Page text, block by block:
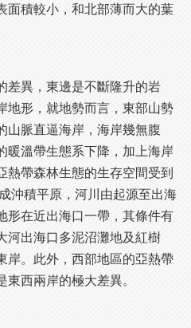
面積較小，和北部薄而大的葉
差異，東邊是不斷隆升的岩
地形，就地勢而言，東部山勢
山脈直逼海岸，海岸幾無腹
暖溫帶生態系下降，加上海岸
熱帶森林生態的生存空間受到
沖積平原，河川由起源至出海
形在近出海口一帶，其條件有
河出海口多泥沼灘地及紅樹
岸。此外，西部地區的亞熱帶
西兩岸的極大差異。